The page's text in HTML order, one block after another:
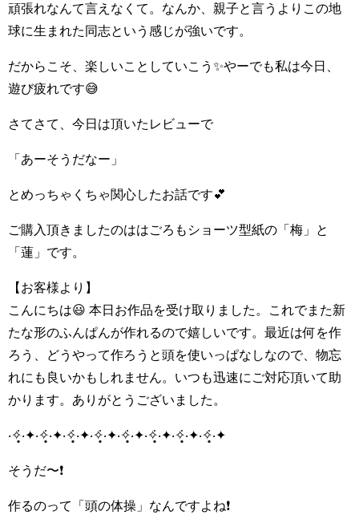
頑張れなんて言えなくて。なんか、親子と言うよりこの地
球に生まれた同志という感じが強いです。
だからこそ、楽しいことしていこう️✨やーでも私は今日、
遊び疲れです😅
さてさて、今日は頂いたレビューで
「あーそうだなー」
とめっちゃくちゃ関心したお話です💕
ご購入頂きましたのははごろもショーツ型紙の「梅」と
「蓮」です。
【お客様より】
こんにちは😃 本日お作品を受け取りました。これでまた新
たな形のふんぱんが作れるので嬉しいです。最近は何を作
ろう、どうやって作ろうと頭を使いっぱなしなので、物忘
れにも良いかもしれません。いつも迅速にご対応頂いて助
かります。ありがとうございました。
‧✧̣̥̇‧✦‧✧̣̥̇‧✦‧✧̣̥̇‧✦‧✧̣̥̇‧✦‧✧̣̥̇‧✦‧✧̣̥̇‧✦‧✧̣̥̇‧✦‧✧̣̥̇‧✦
そうだ〜❗
作るのって「頭の体操」なんですよね❗